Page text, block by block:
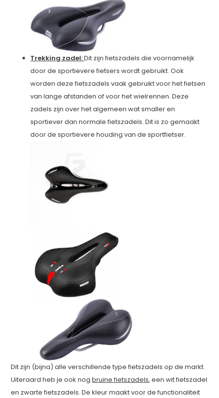
Trekking zadel:Dit zijn fietszadels die voornamelijk
door de sportievere fietsers wordt gebruikt. Ook
worden deze fietszadels vaak gebruikt voor het fietsen
van lange afstanden of voor het wielrennen. Deze
zadels zijn over het algemeen wat smaller en
sportiever dan normale fietszadels. Dit is zo gemaakt
door de sportievere houding van de sportfietser.
Dit zijn (bijna) alle verschillende type fietszadels op de markt.
Uiteraard heb je ook nogbruine fietszadels, een wit fietszadel
en zwarte fietszadels. De kleur maakt voor de functionaliteit